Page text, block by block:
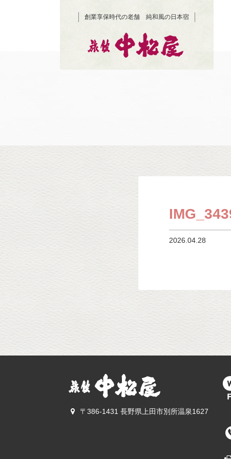
創業享保時代の老舗 純和風の日本宿
2026.04.28
〒386-1431 長野県上田市別所温泉1627